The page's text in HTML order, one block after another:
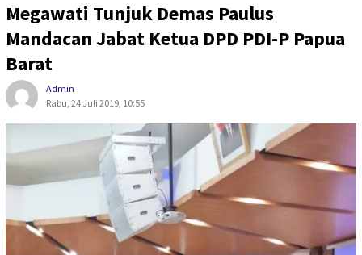
Megawati Tunjuk Demas Paulus
Mandacan Jabat Ketua DPD PDI-P Papua
Barat
Admin
Rabu, 24 Juli 2019, 10:55